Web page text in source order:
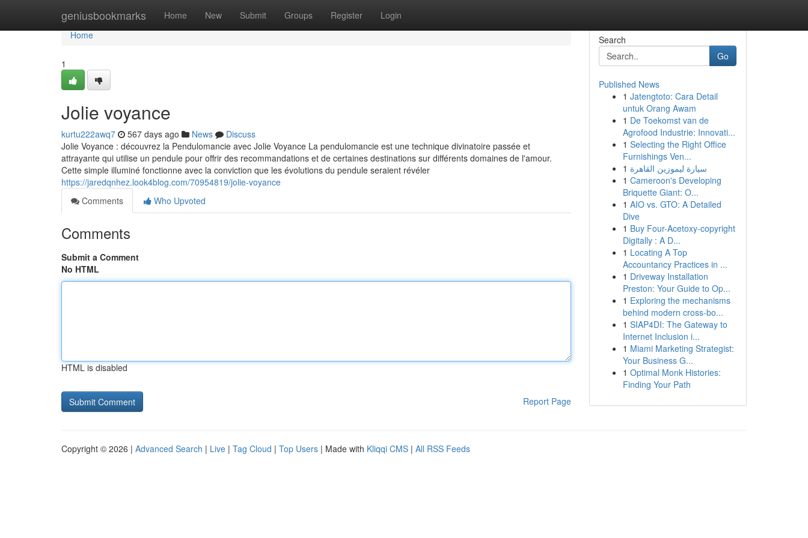
geniusbookmarks Home New Submit Groups Register Login
Home
Home
1
Jolie voyance
kurtu222awq7 567 days ago News
Discuss
Jolie Voyance : découvrez la Pendulomancie avec Jolie Voyance La pendulomancie est une technique divinatoire passée et
attrayante qui utilise un pendule pour offrir des recommandations et de certaines destinations sur différents domaines de l'amour.
Cette simple illuminé fonctionne avec la conviction que les évolutions du pendule seraient révéler
https://jaredqnhez.look4blog.com/70954819/jolie-voyance
Comments
Who Upvoted
Comments
Submit a Comment
No HTML
HTML is disabled
Report Page
Search
Go
Published News
1 Jatengtoto: Cara Detail
untuk Orang Awam
1 De Toekomst van de
Agrofood Industrie: Innovati...
1 Selecting the Right Office
Furnishings Ven...
1 سيارة ليموزين القاهرة
1 Cameroon's Developing
Briquette Giant: O...
1 AIO vs. GTO: A Detailed
Dive
1 Buy Four-Acetoxy-copyright
Digitally : A D...
1 Locating A Top
Accountancy Practices in ...
1 Driveway Installation
Preston: Your Guide to Op...
1 Exploring the mechanisms
behind modern cross-bo...
1 SIAP4DI: The Gateway to
Internet Inclusion i...
1 Miami Marketing Strategist:
Your Business G...
1 Optimal Monk Histories:
Finding Your Path
Copyright © 2026 | Advanced Search | Live | Tag Cloud | Top Users | Made with Kliqqi CMS | All RSS Feeds